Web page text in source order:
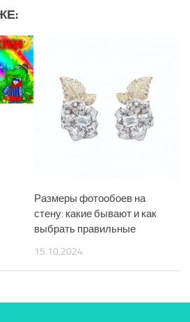
Размеры фотообоев на
стену: какие бывают и как
выбрать правильные
15.10.2024